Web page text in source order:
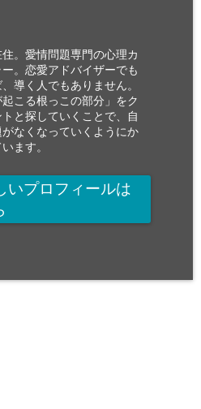
。愛情問題専門の心理カ
。恋愛アドバイザーでも
導く人でもありません。
起こる根っこの部分」をク
と探していくことで、自
なくなっていくようにか
ます。
いプロフィールは